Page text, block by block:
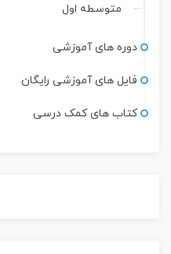
متوسطه اول
دوره های آموزشی
فایل های آموزشی رایگان
کتاب های کمک درسی